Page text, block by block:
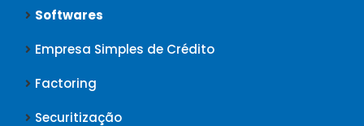
Softwares
Empresa Simples de Crédito
Factoring
Securitização